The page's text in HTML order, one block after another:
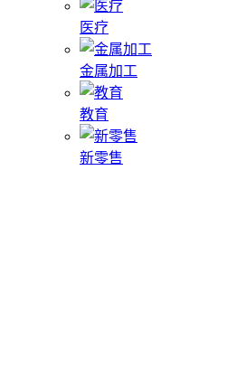
医疗
金属加工
教育
新零售